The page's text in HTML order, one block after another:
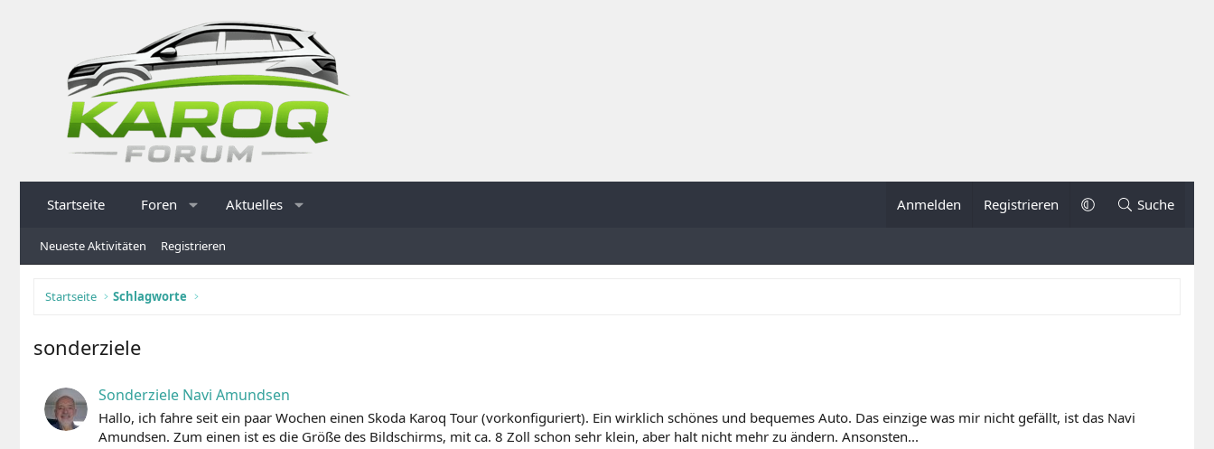
Startseite Foren Aktuelles Anmelden Registrieren Suche
Neueste Aktivitäten Registrieren
Startseite Schlagworte
sonderziele
Sonderziele Navi Amundsen
Hallo, ich fahre seit ein paar Wochen einen Skoda Karoq Tour (vorkonfiguriert). Ein wirklich schönes und bequemes Auto. Das einzige was mir nicht gefällt, ist das Navi
Amundsen. Zum einen ist es die Größe des Bildschirms, mit ca. 8 Zoll schon sehr klein, aber halt nicht mehr zu ändern. Ansonsten...